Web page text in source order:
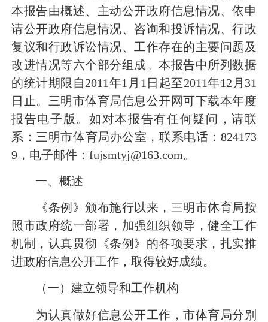
本报告由概述、主动公开政府信息情况、依申
请公开政府信息情况、咨询和投诉情况、行政
复议和行政诉讼情况、工作存在的主要问题及
改进情况等六个部分组成。本报告中所列数据
的统计期限自2011年1 月 1 日起至2011年12 月 31
日止。三明市体育局信息公开网可下载本年度
报告电子版。如对本报告有任何疑问，请联
系：三明市体育局办公室，联系电话： 824173
9 ，电子邮件： fujsmtyj@163.com。
一、概述
《条例》颁布施行以来，三明市体育局按
照市政府统一部署，加强组织领导，健全工作
机制，认真贯彻《条例》的各项要求，扎实推
进政府信息公开工作，取得较好成绩。
（一）建立领导和工作机构
为认真做好信息公开工作，市体育局分别